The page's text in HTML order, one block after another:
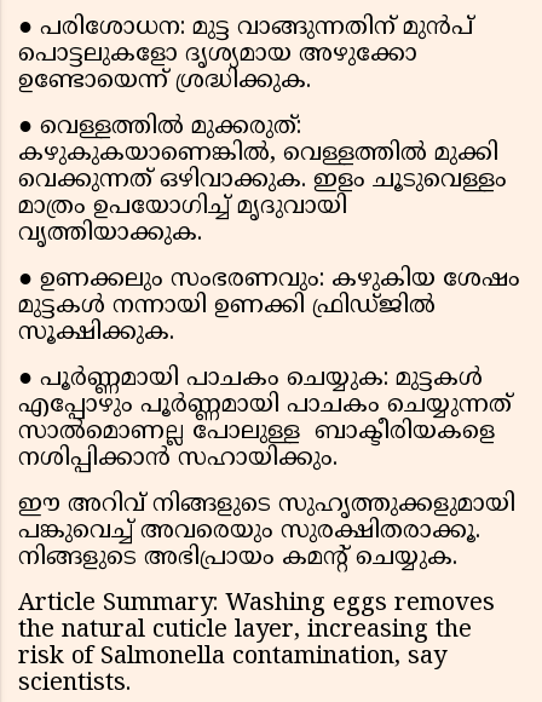
● പരിശോധന: മുട്ട വാങ്ങുന്നതിന് മുൻപ്
പൊട്ടലുകളോ ദൃശ്യമായ അഴുക്കോ
ഉണ്ടോയെന്ന് ശ്രദ്ധിക്കുക.
● വെള്ളത്തിൽ മുക്കരുത്:
കഴുകുകയാണെങ്കിൽ, വെള്ളത്തിൽ മുക്കി
വെക്കുന്നത് ഒഴിവാക്കുക. ഇളം ചൂടുവെള്ളം
മാത്രം ഉപയോഗിച്ച് മൃദുവായി
വൃത്തിയാക്കുക.
● ഉണക്കലും സംഭരണവും: കഴുകിയ ശേഷം
മുട്ടകൾ നന്നായി ഉണക്കി ഫ്രിഡ്ജിൽ
സൂക്ഷിക്കുക.
● പൂർണ്ണമായി പാചകം ചെയ്യുക: മുട്ടകൾ
എപ്പോഴും പൂർണ്ണമായി പാചകം ചെയ്യുന്നത്
സാൽമൊണല്ല പോലുള്ള ബാക്ടീരിയകളെ
നശിപ്പിക്കാൻ സഹായിക്കും.
ഈ അറിവ് നിങ്ങളുടെ സുഹൃത്തുക്കളുമായി
പങ്കുവെച്ച് അവരെയും സുരക്ഷിതരാക്കൂ.
നിങ്ങളുടെ അഭിപ്രായം കമൻ്റ് ചെയ്യുക.
Article Summary: Washing eggs removes
the natural cuticle layer, increasing the
risk of Salmonella contamination, say
scientists.